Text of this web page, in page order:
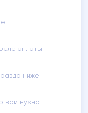
оплаты
ниже
вам нужно